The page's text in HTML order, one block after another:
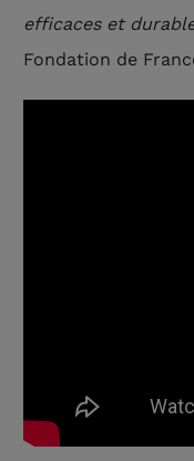
efficaces et
Fondation de